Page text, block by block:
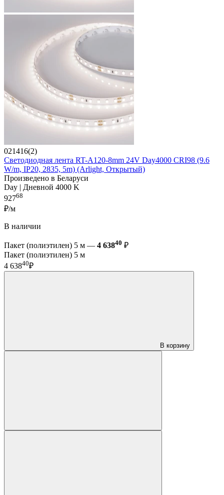
021416(2)
Светодиодная лента RT-A120-8mm 24V Day4000 CRI98 (9.6
W/m, IP20, 2835, 5m) (Arlight, Открытый)
Произведено в Беларуси
Day | Дневной 4000 K
92768
₽/м
В наличии
Пакет (полиэтилен) 5 м — 4 63840 ₽
Пакет (полиэтилен) 5 м
4 63840₽
В корзину